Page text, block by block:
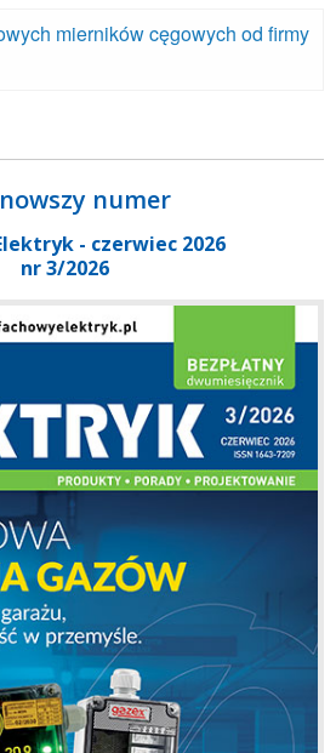
mierników cęgowych od firmy
numer
- czerwiec 2026
nr 3/2026